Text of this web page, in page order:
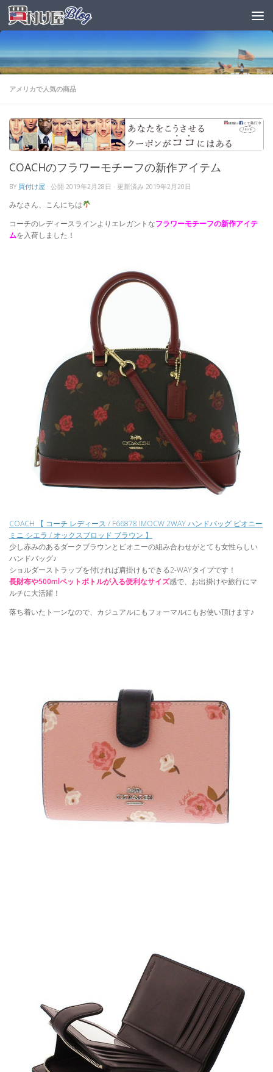
アメリカで人気の商品
COACHのフラワーモチーフの新作アイテム
BY 買付け屋 · 公開 2019年2月28日 · 更新済み 2019年2月20日
みなさん、こんにちは
コーチのレディースラインよりエレガントなフラワーモチーフの新作アイテ
ムを入荷しました！
COACH 【 コーチ レディース / F66878 IMOCW 2WAY ハンドバッグ ピオニー
ミニ シエラ / オックスブロッド ブラウン 】
少し赤みのあるダークブラウンとピオニーの組み合わせがとても女性らしい
ハンドバッグ♪
ショルダーストラップを付ければ肩掛けもできる2-WAYタイプです！
長財布や500mlペットボトルが入る便利なサイズ感で、お出掛けや旅行にマ
ルチに大活躍！
落ち着いたトーンなので、カジュアルにもフォーマルにもお使い頂けます♪